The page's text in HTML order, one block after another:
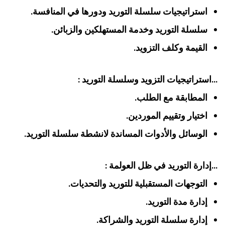
استراتيجيات سلسلة التوريد ودورها في المنافسة.
سلسلة التوريد وخدمة المستهلكين والزبائن.
القيمة وكلف التزويد.
…استراتيجيات التزويد وسلسلة التوريد :
المطابقة مع الطلب.
اختيار وتقييم الموردين.
الوسائل والأدوات المساندة لانشطة سلسلة التوريد.
…إدارة التوريد في ظل العولمة :
التوجهات المستقبلية للتوريد والتحديات.
إدارة مدة التوريد.
إدارة سلسلة التوريد والشراكة.